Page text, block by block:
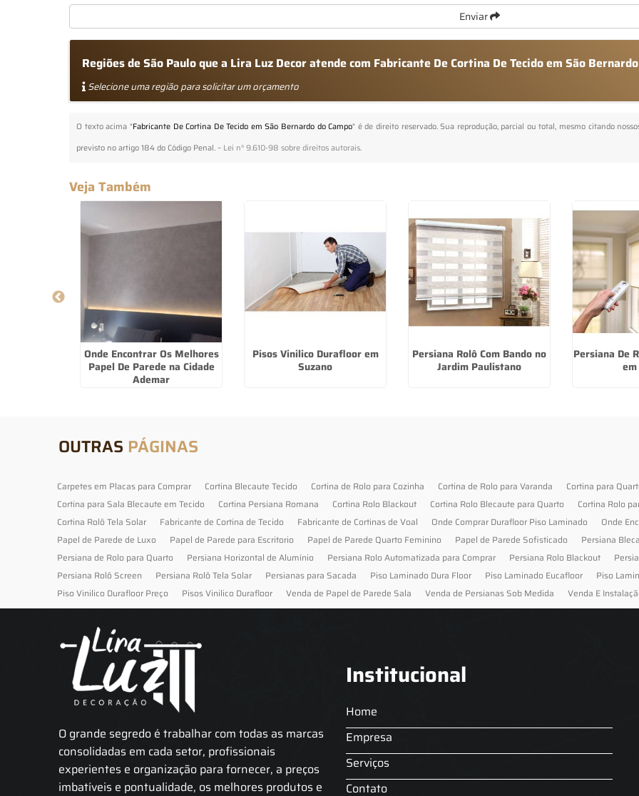
Enviar
Regiões de São Paulo que a Lira Luz Decor atende com Fabricante De Cortina De Tecido em São
Selecione uma região para solicitar um orçamento
O texto acima "Fabricante De Cortina De Tecido em São Bernardo do Campo" é de direito reservado. Sua reprodução, parcial ou total, mesmo citando
previsto no artigo 184 do Código Penal. – Lei n° 9.610-98 sobre direitos autorais.
Veja Também
Onde Encontrar Os Melhores
Papel De Parede na Cidade
Ademar
Pisos Vinilico Durafloor em
Suzano
Persiana Rolô Com Bando no
Jardim Paulistano
Persiana De
OUTRAS PÁGINAS
Carpetes em Placas para Comprar Cortina Blecaute Tecido Cortina de Rolo para Cozinha Cortina de Rolo para Varanda
Cortina para
Cortina para Sala Blecaute em Tecido
Cortina Persiana Romana Cortina Rolo Blackout Cortina Rolo Blecaute para Quarto Cortina Rolo
Cortina Rolô Tela Solar
Fabricante de Cortina de Tecido Fabricante de Cortinas de Voal Onde Comprar Durafloor Piso Laminado
Onde
Papel de Parede de Luxo
Papel de Parede para Escritorio Papel de Parede Quarto Feminino Papel de Parede Sofisticado Persiana
Persiana de Rolo para Quarto
Persiana Horizontal de Alumínio Persiana Rolo Automatizada para Comprar Persiana Rolo Blackout
Persiana Rolô Screen
Persiana Rolô Tela Solar Persianas para Sacada Piso Laminado Dura Floor Piso Laminado Eucafloor Piso
Piso Vinilico Durafloor Preço
Pisos Vinilico Durafloor Venda de Papel de Parede Sala Venda de Persianas Sob Medida Venda E
O grande segredo é trabalhar com todas as marcas
consolidadas em cada setor, profissionais
experientes e organização para fornecer, a preços
imbatíveis e pontualidade, os melhores produtos e
Institucional
Home
Empresa
Serviços
Contato